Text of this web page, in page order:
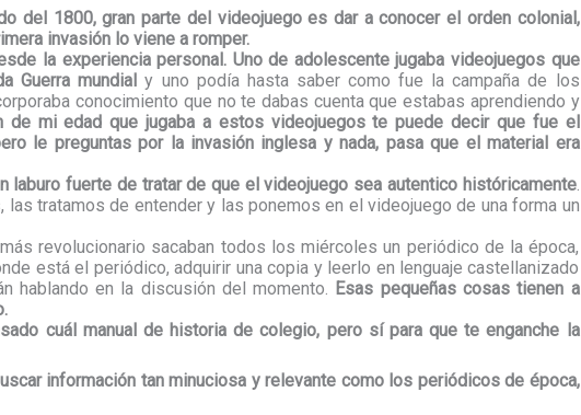
del 1800, gran parte del videojuego es dar a conocer el orden colonial,
invasión lo viene a romper.
la experiencia personal. Uno de adolescente jugaba videojuegos que
Guerra mundial y uno podía hasta saber como fue la campaña de los
conocimiento que no te dabas cuenta que estabas aprendiendo y
de mi edad que jugaba a estos videojuegos te puede decir que fue el
le preguntas por la invasión inglesa y nada, pasa que el material era
laburo fuerte de tratar de que el videojuego sea autentico históricamente.
tratamos de entender y las ponemos en el videojuego de una forma un
revolucionario sacaban todos los miércoles un periódico de la época,
está el periódico, adquirir una copia y leerlo en lenguaje castellanizado
hablando en la discusión del momento.
Esas pequeñas cosas tienen a
cuál manual de historia de colegio, pero sí para que te enganche la
información tan minuciosa y relevante como los periódicos de época,